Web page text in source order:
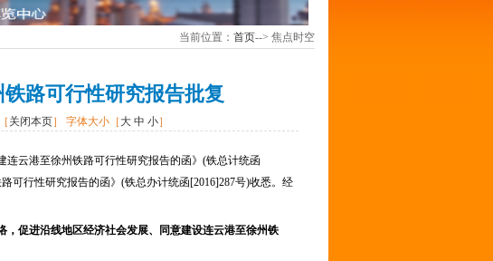
当前位置： 首页--> 焦点时空
铁路可行性研究报告批复
关闭本页］ 字体大小［ 大 中 小］
云港至徐州铁路可行性研究报告的函》(铁总计统函
可行性研究报告的函》(铁总办计统函[2016]287号)收悉。经
促进沿线地区经济社会发展、同意建设连云港至徐州铁